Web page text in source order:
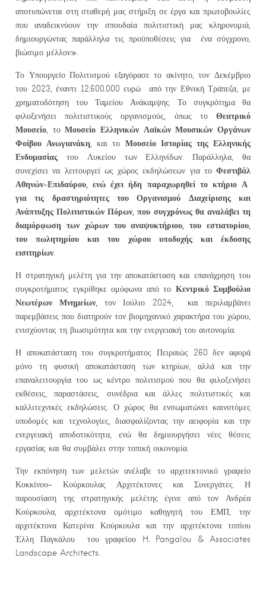
αποτυπώνεται στη σταθερή μας στήριξη σε έργα και πρωτοβουλίες
που αναδεικνύουν την σπουδαία πολιτιστική μας κληρονομιά,
δημιουργώντας παράλληλα τις προϋποθέσεις για ένα σύγχρονο,
βιώσιμο μέλλον».
Το Υπουργείο Πολιτισμού εξαγόρασε το ακίνητο, τον Δεκέμβριο
του 2023, έναντι 12.600.000 ευρώ από την Εθνική Τράπεζα, με
χρηματοδότηση του Ταμείου Ανάκαμψης. Το συγκρότημα θα
φιλοξενήσει πολιτιστικούς οργανισμούς, όπως το Θεατρικό
Μουσείο , τοΜουσείο Ελληνικών Λαϊκών Μουσικών Οργάνων
Φοίβου Ανωγιανάκη , και το Μουσείο Ιστορίας της Ελληνικής
Ενδυμασίας του Λυκείου των Ελληνίδων. Παράλληλα, θα
συνεχίσει να λειτουργεί ως χώρος εκδηλώσεων για το Φεστιβάλ
Αθηνών-Επιδαύρου, ενώ έχει ήδη παραχωρηθεί το κτήριο Α
για τις δραστηριότητες του Οργανισμού Διαχείρισης και
Ανάπτυξης Πολιτιστικών Πόρων, που συγχρόνως θα αναλάβει τη
διαμόρφωση των χώρων του αναψυκτήριου, του εστιατορίου,
του πωλητηρίου και του χώρου υποδοχής και έκδοσης
εισιτηρίων
Η στρατηγική μελέτη για την αποκατάσταση και επανάχρηση του
συγκροτήματος εγκρίθηκε ομόφωνα από το Κεντρικό Συμβούλιο
Νεωτέρων Μνημείων, τον Ιούλιο 2024, και περιλαμβάνει
παρεμβάσεις που διατηρούν τον βιομηχανικό χαρακτήρα του χώρου,
ενισχύοντας τη βιωσιμότητα και την ενεργειακή του αυτονομία.
Η αποκατάσταση του συγκροτήματος Πειραιώς 260 δεν αφορά
μόνο τη φυσική αποκατάσταση των κτηρίων, αλλά και την
επαναλειτουργία του ως κέντρο πολιτισμού που θα φιλοξενήσει
εκθέσεις, παραστάσεις, συνέδρια και άλλες πολιτιστικές και
καλλιτεχνικές εκδηλώσεις. Ο χώρος θα ενσωματώνει καινοτόμες
υποδομές και τεχνολογίες, διασφαλίζοντας την αειφορία και την
ενεργειακή αποδοτικότητα, ενώ θα δημιουργήσει νέες θέσεις
εργασίας και θα συμβάλει στην τοπική οικονομία.
Την εκπόνηση των μελετών ανέλαβε το αρχιτεκτονικό γραφείο
Κοκκίνου- Κούρκουλας Αρχιτέκτονες και Συνεργάτες. Η
παρουσίαση της στρατηγικής μελέτης έγινε από τον Ανδρέα
Κούρκουλα, αρχιτέκτονα ομότιμο καθηγητή του ΕΜΠ, την
αρχιτέκτονα Κατερίνα Κούρκουλα και την αρχιτέκτονα τοπίου
Έλλη Παγκάλου του γραφείου H. Pangalou & Associates
Landscape Architects.